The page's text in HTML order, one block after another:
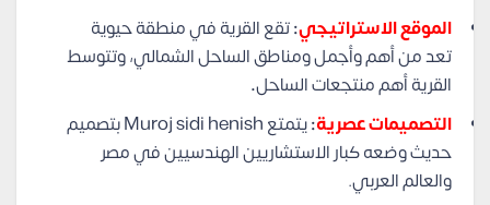
الموقع الاستراتيجي:تقع القرية في منطقة حيوية
تعد من أهم وأجمل ومناطق الساحل الشمالي، وتتوسط
القرية أهم منتجعات الساحل.
التصميمات عصرية:
يتمتع Muroj sidi henish بتصميم
حديث وضعه كبار الاستشاريين الهندسيين في مصر
والعالم العربي.